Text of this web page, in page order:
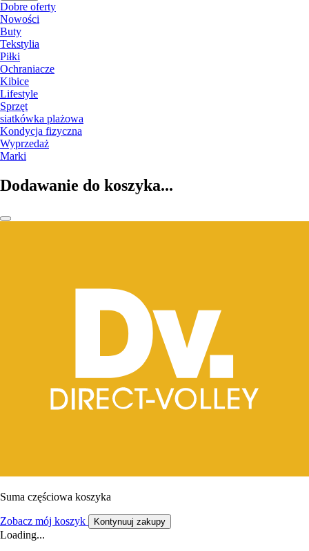
Dobre oferty
Nowości
Buty
Tekstylia
Piłki
Ochraniacze
Kibice
Lifestyle
Sprzęt
siatkówka plażowa
Kondycja fizyczna
Wyprzedaż
Marki
Dodawanie do koszyka...
Suma częściowa koszyka
Zobacz mój koszyk Kontynuuj zakupy
Loading...